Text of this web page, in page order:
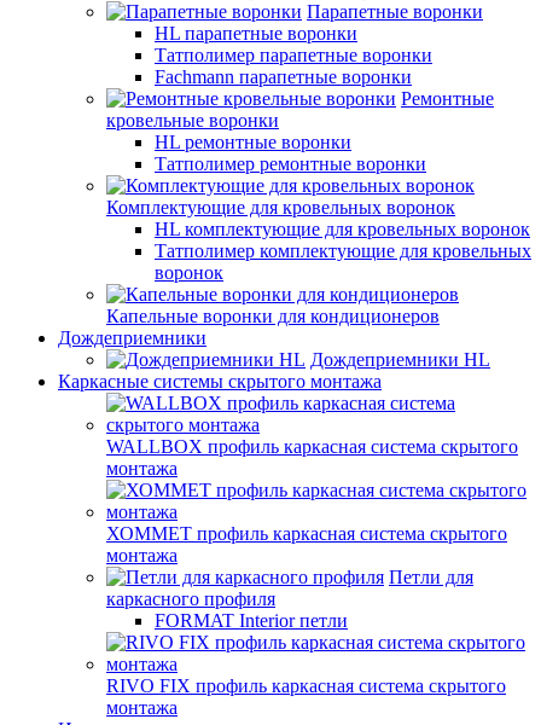
Парапетные воронки
HL парапетные воронки
Татполимер парапетные воронки
Fachmann парапетные воронки
Ремонтные
кровельные воронки
HL ремонтные воронки
Татполимер ремонтные воронки
Комплектующие для кровельных воронок
HL комплектующие для кровельных воронок
Татполимер комплектующие для кровельных
воронок
Капельные воронки для кондиционеров
Дождеприемники
Дождеприемники HL
Каркасные системы скрытого монтажа
WALLBOX профиль каркасная система скрытого
монтажа
ХОММЕТ профиль каркасная система скрытого
монтажа
Петли для
каркасного профиля
FORMAT Interior петли
RIVO FIX профиль каркасная система скрытого
монтажа